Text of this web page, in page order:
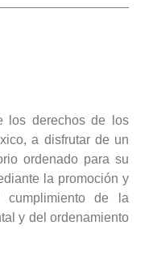
los derechos de los
a disfrutar de un
ordenado para su
la promoción y
de la
y del ordenamiento